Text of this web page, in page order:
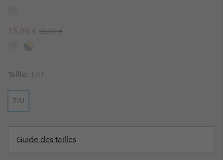
Sale price:
15,00 € Regular price:
30,00 €
Taille: T/U
T/U
Guide des tailles